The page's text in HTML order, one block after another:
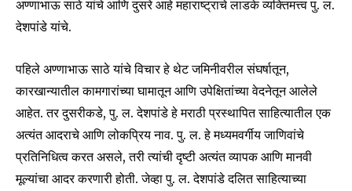
अण्णाभाऊ साठे यांचे आणि दुसरे आहे महाराष्ट्राचे लाडके व्यक्तिमत्त्व पु. ल.
देशपांडे यांचे.
पहिले अण्णाभाऊ साठे यांचे विचार हे थेट जमिनीवरील संघर्षातून,
कारखान्यातील कामगारांच्या घामातून आणि उपेक्षितांच्या वेदनेतून आलेले
आहेत. तर दुसरीकडे, पु. ल. देशपांडे हे मराठी प्रस्थापित साहित्यातील एक
अत्यंत आदराचे आणि लोकप्रिय नाव. पु. ल. हे मध्यमवर्गीय जाणिवांचे
प्रतिनिधित्व करत असले, तरी त्यांची दृष्टी अत्यंत व्यापक आणि मानवी
मूल्यांचा आदर करणारी होती. जेव्हा पु. ल. देशपांडे दलित साहित्याच्या